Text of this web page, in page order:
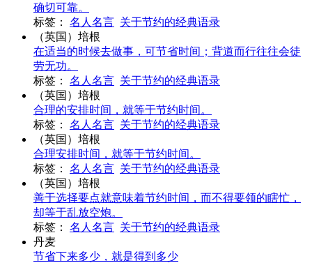
确切可靠。
标签：
名人名言 关于节约的经典语录
（英国）培根
在适当的时候去做事，可节省时间；背道而行往往会徒
劳无功。
标签：
名人名言 关于节约的经典语录
（英国）培根
合理的安排时间，就等于节约时间。
标签：
名人名言 关于节约的经典语录
（英国）培根
合理安排时间，就等于节约时间。
标签：
名人名言 关于节约的经典语录
（英国）培根
善于选择要点就意味着节约时间，而不得要领的瞎忙，
却等于乱放空炮。
标签：
名人名言 关于节约的经典语录
丹麦
节省下来多少，就是得到多少